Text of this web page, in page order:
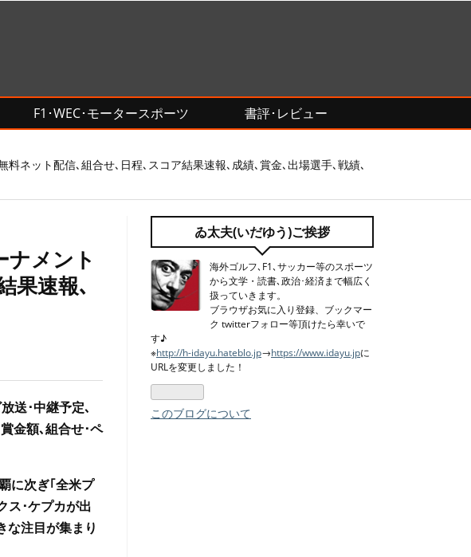
F1･WEC･モータースポーツ 書評･レビュー
ネット配信､組合せ､日程､スコア結果速報､成績､賞金､出場選手､戦績､
ナメント
果速報､
送･中継予定､
金額､組合せ･ペ
に次ぎ｢全米プ
ス･ケプカが出
な注目が集まり
ゐ太夫(いだゆう)ご挨拶
海外ゴルフ､F1､サッカー等のスポーツ
から文学・読書､政治･経済まで幅広く
扱っていきます。
ブラウザお気に入り登録、ブックマー
ク twitterフォロー等頂けたら幸いで
す♪
※http://h-idayu.hateblo.jp→https://www.idayu.jpに
URLを変更しました！
このブログについて